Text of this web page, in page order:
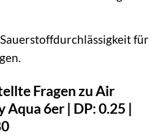
für
Fragen zu Air
6er | DP: 0.25 |